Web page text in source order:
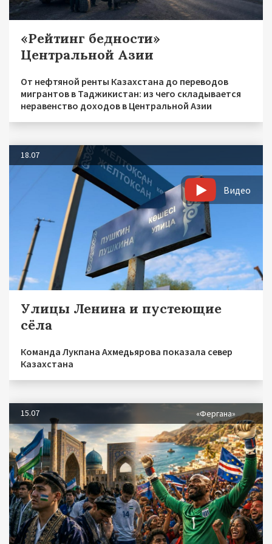
«Рейтинг бедности»
Центральной Азии
От нефтяной ренты Казахстана до переводов
мигрантов в Таджикистан: из чего складывается
неравенство доходов в Центральной Азии
18.07
Видео
Улицы Ленина и пустеющие
сёла
Команда Лукпана Ахмедьярова показала север
Казахстана
15.07 «Фергана»